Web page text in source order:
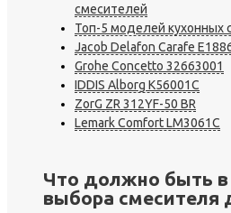
смесителей
Топ-5 моделей кухонных
Jacob Delafon Carafe
Grohe Concetto 32663001
IDDIS Alborg K56001C
ZorG ZR 312YF-50 BR
Lemark Comfort LM3061C
Что должно быть в
выбора смесителя